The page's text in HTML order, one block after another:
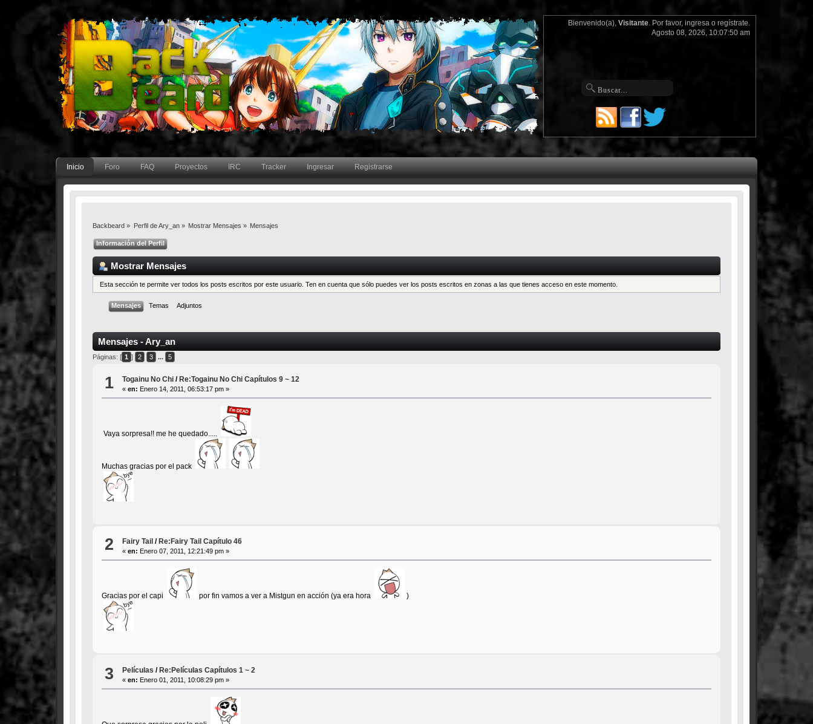
Bienvenido(a), Visitante. Por favor, ingresao regístrate.
Agosto 08, 2026, 10:07:50 am
Inicio Foro FAQ Proyectos IRC Tracker Ingresar Registrarse
Backbeard » Perfil de Ary_an » Mostrar Mensajes » Mensajes
Información del Perfil
Mostrar Mensajes
Esta sección te permite ver todos los posts escritos por este usuario. Ten en cuenta que sólo puedes ver los posts escritos en zonas a las que tienes acceso en este momento.
Mensajes Temas Adjuntos
Mensajes - Ary_an
Páginas: [ 1 ] 2 3 ... 5
1 Togainu No Chi / Re:Togainu No Chi Capítulos 9 ~ 12
«en: Enero 14, 2011, 06:53:17 pm »
Vaya sorpresa!! me he quedado.....
Muchas gracias por el pack
2 Fairy Tail / Re:Fairy Tail Capítulo 46
«en: Enero 07, 2011, 12:21:49 pm »
Gracias por el capi por fin vamos a ver a Mistgun en acción (ya era hora )
3 Películas / Re:Películas Capítulos 1 ~ 2
«en: Enero 01, 2011, 10:08:29 pm »